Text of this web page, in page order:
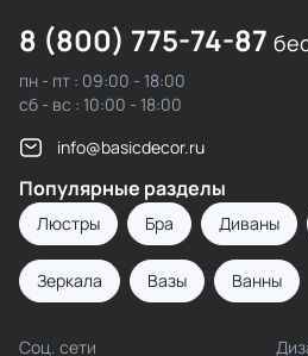
8 (800) 775-74-87
пн - пт : 09:00 - 18:00
сб - вс : 10:00 - 18:00
info@basicdecor.ru
Популярные разделы
Люстры Бра Диваны
Зеркала Вазы Ванны
Соц. сети